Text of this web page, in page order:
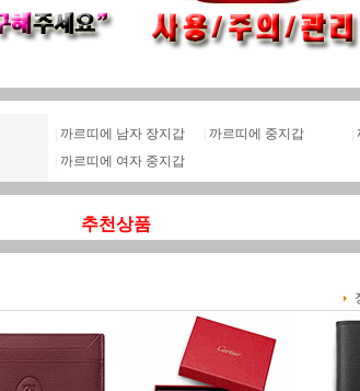
까르띠에 남자 장지갑 까르띠에 중지갑
까르띠에 여자 중지갑
추천상품